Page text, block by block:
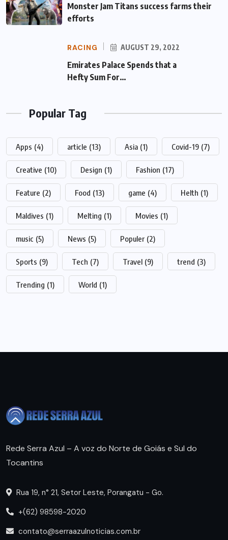
Monster Jam Titans success farms their
efforts
RACING AUGUST 29, 2022
Emirates Palace Spends that a Hefty Sum
For…
Popular Tag
Apps (4) article (13) Asia (1) Covid-19 (7)
Creative (10) Design (1) Fashion (17)
Feature (2) Food (13) game (4) Helth (1)
Maldives (1) Melting (1) Movies (1)
music (5) News (5) Populer (2)
Sports (9) Tech (7) Travel (9) trend (3)
Trending (1) World (1)
Rede Serra Azul – A voz do Norte de Goiás e Sul do
Tocantins
Rua 19, n° 21, Setor Leste, Porangatu - Go.
+(62) 98598-2020
contato@serraazulnoticias.com.br